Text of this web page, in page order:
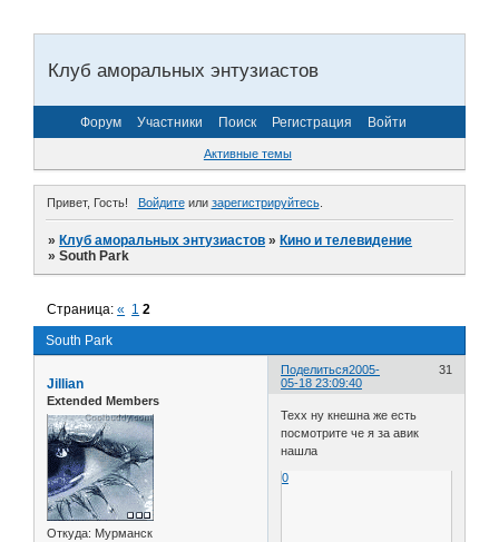
Клуб аморальных энтузиастов
Форум Участники Поиск Регистрация Войти
Активные темы
Привет, Гость! Войдитеили зарегистрируйтесь.
»Клуб аморальных энтузиастов »Кино и телевидение
»South Park
South Park
Страница:« 1 2
Поделиться 31
2005-
05-18 23:09:40
Jillian
Extended Members
Откуда: Мурманск
Техх ну кнешна же есть
посмотрите че я за авик
нашла
0